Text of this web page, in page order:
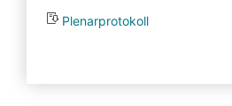
Plenarprotokoll